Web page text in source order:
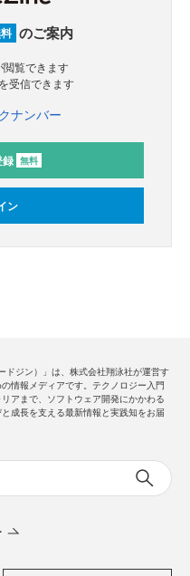
のご案内
閲覧できます
受信できます
ナンバー
録 無料
ン
ドジン）」は、株式会社翔泳社が運営す
情報メディアです。テクノロジー入門
アまで、ソフトウェア開発にかかわる
成長を支える最新情報と実践知をお届